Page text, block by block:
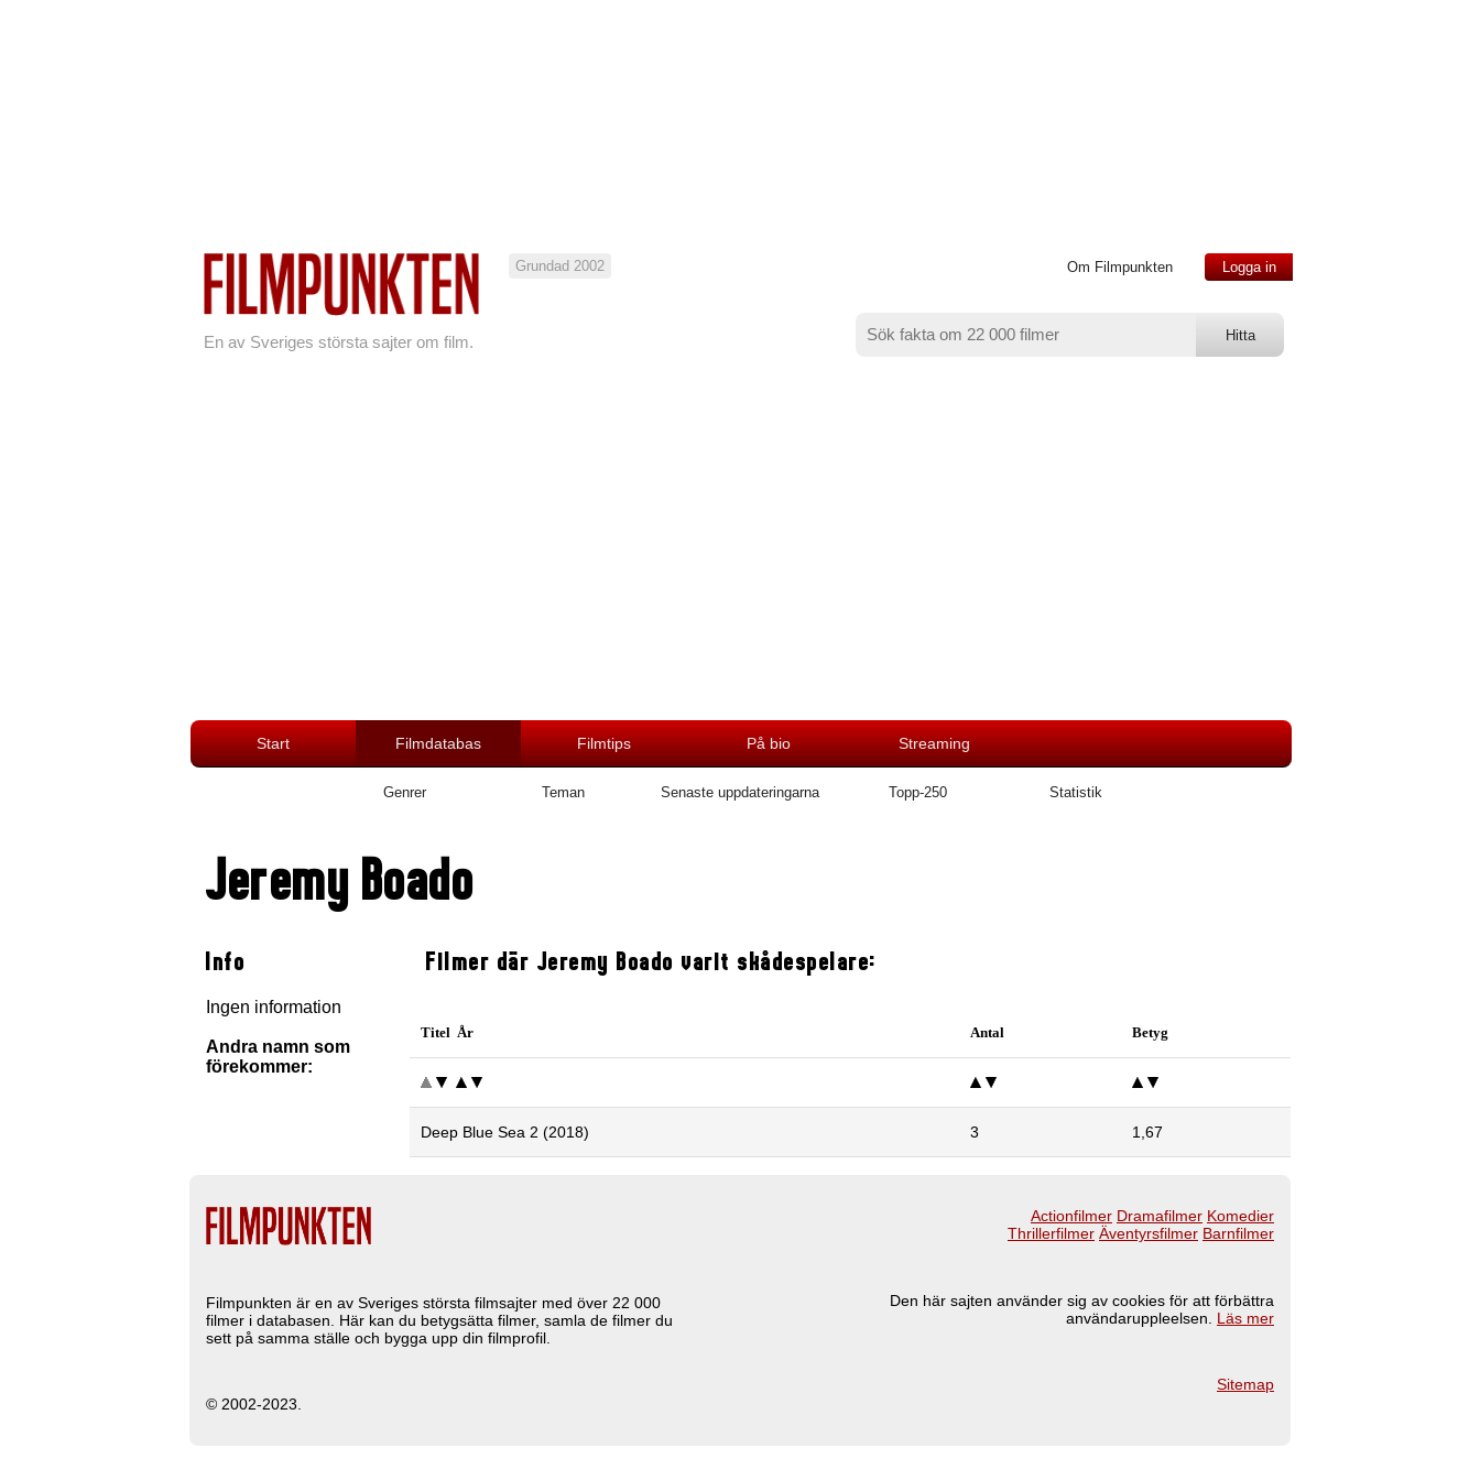
En av Sveriges största sajter om film.
Grundad 2002 Om Filmpunkten Logga in
Start Filmdatabas Filmtips På bio Streaming
Genrer Teman Senaste uppdateringarna Topp-250 Statistik
Jeremy Boado
Info
Ingen information
Andra namn som
förekommer:
Filmer där Jeremy Boado varit skådespelare:
Titel År Antal Betyg
Deep Blue Sea 2 (2018) 3 1,67
Filmpunkten är en av Sveriges största filmsajter med över 22 000
filmer i databasen. Här kan du betygsätta filmer, samla de filmer du
sett på samma ställe och bygga upp din filmprofil.
© 2002-2023.
Actionfilmer Dramafilmer Komedier
Thrillerfilmer Äventyrsfilmer Barnfilmer
Den här sajten använder sig av cookies för att förbättra
användaruppleelsen. Läs mer
Sitemap